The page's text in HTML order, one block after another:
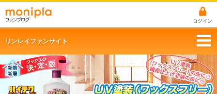
ログイン
リンレイファンサイト